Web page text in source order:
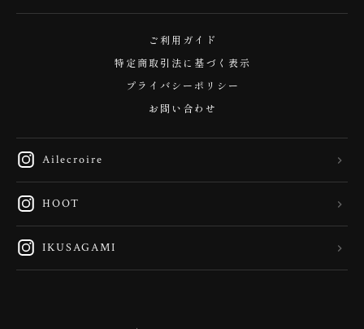
ご利用ガイド
特定商取引法に基づく表示
プライバシーポリシー
お問い合わせ
Ailecroire
HOOT
IKUSAGAMI